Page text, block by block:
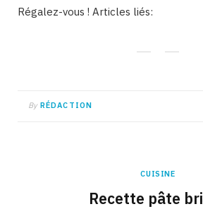
Régalez-vous ! Articles liés:
By RÉDACTION
CUISINE
Recette pâte